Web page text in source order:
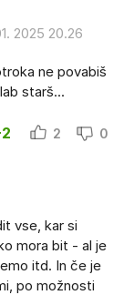
2025 20.26
ne povabiš
starš...
2 0
vse, kar si
mora bit - al je
itd. In če je
po možnosti